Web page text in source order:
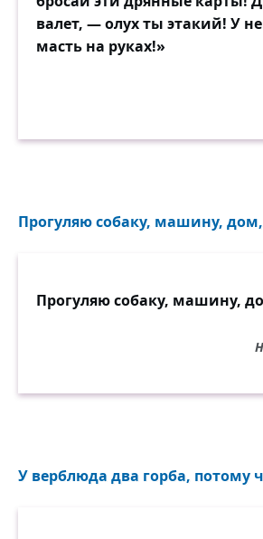
валет, — олух ты этакий! У
масть на руках!»
Прогуляю собаку, машину,
Прогуляю собаку, машину,
У верблюда два горба, потому